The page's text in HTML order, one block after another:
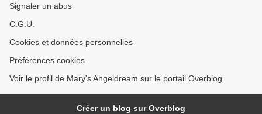
Signaler un abus
C.G.U.
Cookies et données personnelles
Préférences cookies
Voir le profil de Mary's Angeldream sur le portail Overblog
Créer un blog sur Overblog